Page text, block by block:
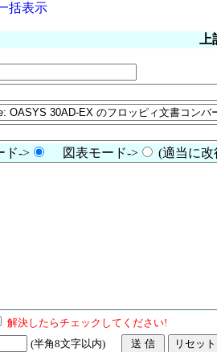
括表示
ド->
図表モード-> (適当に
解決したらチェックしてください!
(半角8文字以内)